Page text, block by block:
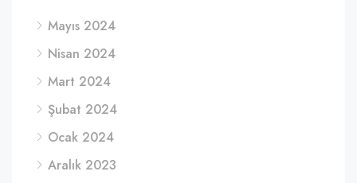
Mayıs 2024
Nisan 2024
Mart 2024
Şubat 2024
Ocak 2024
Aralık 2023